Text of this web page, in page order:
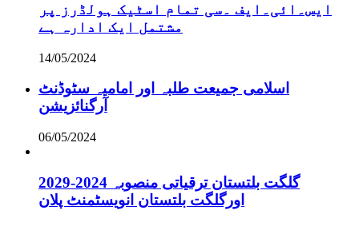
ایس۔ائی۔ایف ۔سی تمام اسٹیک ہولڈرز پر
مشتمل ایک ادارہ ہے
14/05/2024
اسلامی جمیعت طلبہ اور امامیہ سٹوڈنٹ
آرگنائزیشن
06/05/2024
گلگت بلتستان ترقیاتی منصوبہ 2024-2029
اورگلگت بلتستان انویسٹمنٹ پلان